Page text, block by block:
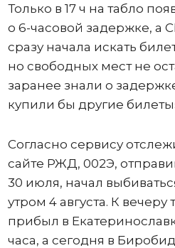
Только в 17 ч на табло
о 6-часовой задержке, а
сразу начала искать
но свободных мест не
заранее знали о
купили бы другие
Согласно сервису
сайте РЖД, 002Э,
30 июля, начал
утром 4 августа. К вечеру
прибыл в
часа, а сегодня в